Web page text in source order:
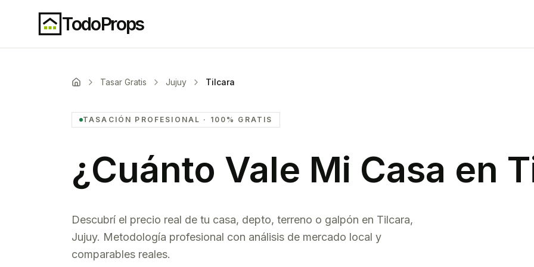
TodoProps
Tasar Gratis Jujuy Tilcara
TASACIÓN PROFESIONAL · 100% GRATIS
¿Cuánto Vale Mi Casa en
Descubrí el precio real de tu casa, depto, terreno o galpón en Tilcara,
Jujuy. Metodología profesional con análisis de mercado local y
comparables reales.